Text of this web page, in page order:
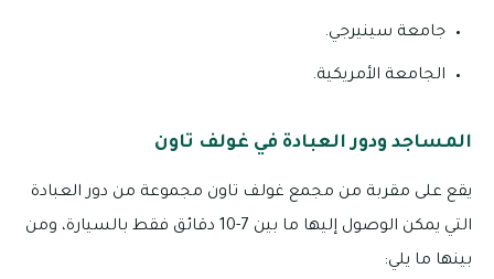
جامعة سينيرجي.
الجامعة الأمريكية.
المساجد ودور العبادة في غولف تاون
يقع على مقربة من مجمع غولف تاون مجموعة من دور العبادة
التي يمكن الوصول إليها ما بين 7-10 دقائق فقط بالسيارة، ومن
بينها ما يلي: